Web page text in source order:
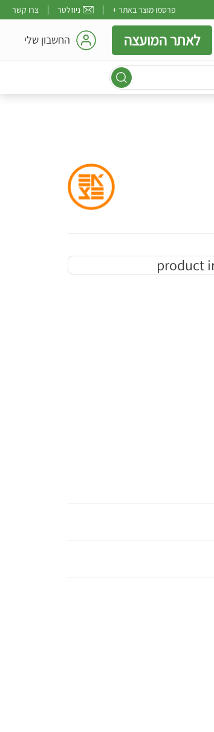
פרסמו מוצר באתר + ניוזלטר צרו קשר
לאתר המועצה החשבון שלי